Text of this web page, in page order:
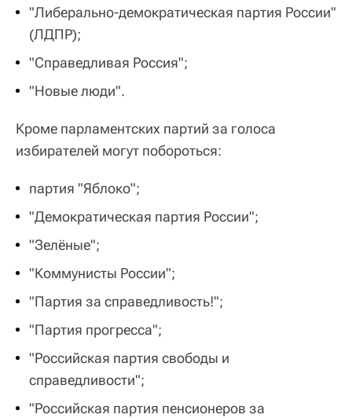
"Либерально-демократическая партия России"
(ЛДПР);
"Справедливая Россия";
"Новые люди".
Кроме парламентских партий за голоса
избирателей могут побороться:
партия "Яблоко";
"Демократическая партия России";
"Зелёные";
"Коммунисты России";
"Партия за справедливость!";
"Партия прогресса";
"Российская партия свободы и
справедливости";
"Российская партия пенсионеров за